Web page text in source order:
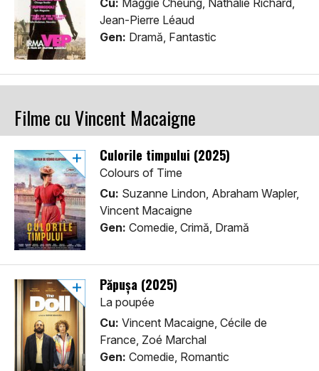
Cu: Maggie Cheung, Nathalie Richard,
Jean-Pierre Léaud
Gen: Dramă, Fantastic
Filme cu Vincent Macaigne
Culorile timpului (2025)
Colours of Time
Cu: Suzanne Lindon, Abraham Wapler,
Vincent Macaigne
Gen: Comedie, Crimă, Dramă
Păpușa (2025)
La poupée
Cu: Vincent Macaigne, Cécile de
France, Zoé Marchal
Gen: Comedie, Romantic